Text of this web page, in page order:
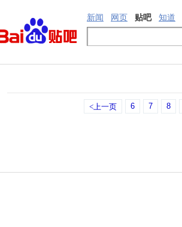
新闻 网页 贴吧 知道
<上一页 6 7 8